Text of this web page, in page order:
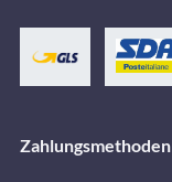
Zahlungsmethoden